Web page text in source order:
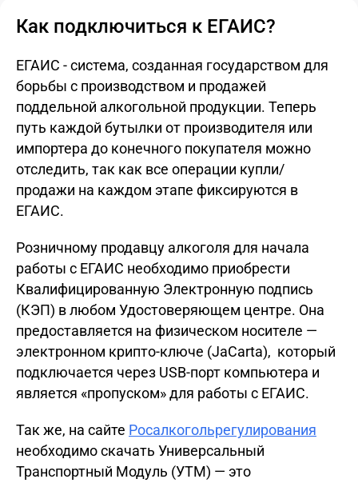
Как подключиться к ЕГАИС?
ЕГАИС - система, созданная государством для
борьбы с производством и продажей
поддельной алкогольной продукции. Теперь
путь каждой бутылки от производителя или
импортера до конечного покупателя можно
отследить, так как все операции купли/
продажи на каждом этапе фиксируются в
ЕГАИС.
Розничному продавцу алкоголя для начала
работы с ЕГАИС необходимо приобрести
Квалифицированную Электронную подпись
(КЭП) в любом Удостоверяющем центре. Она
предоставляется на физическом носителе —
электронном крипто-ключе (JaCarta), который
подключается через USB-порт компьютера и
является «пропуском» для работы с ЕГАИС.
Так же, на сайте Росалкогольрегулирования
необходимо скачать Универсальный
Транспортный Модуль (УТМ) — это